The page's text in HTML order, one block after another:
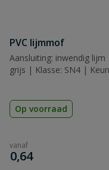
Beoordeling
PVC lijmmof
Aansluiting: inwendig
grijs | Klasse: SN4 |
Op voorraad
vanaf
€
0,64